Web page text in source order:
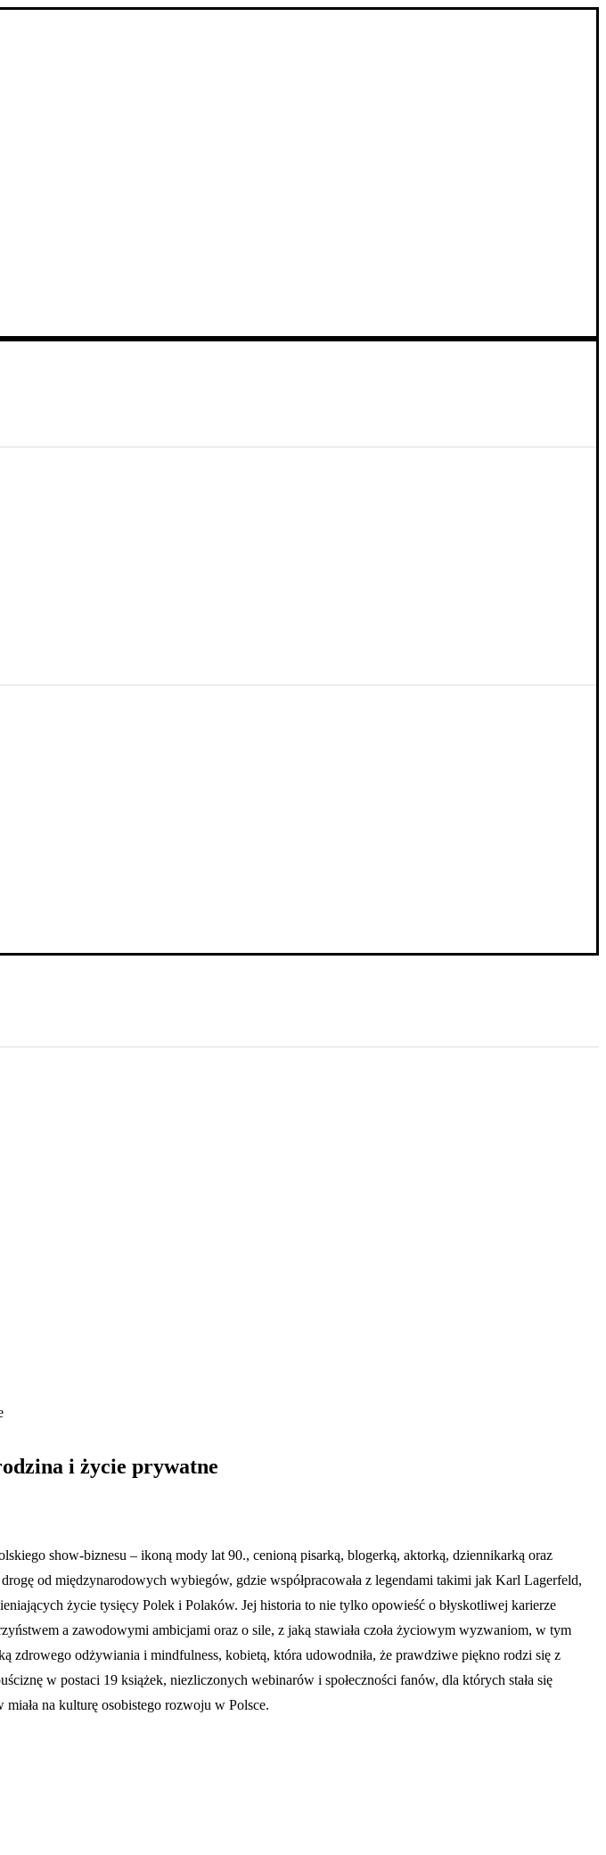
i życie prywatne
show-biznesu – ikoną mody lat 90., cenioną pisarką, blogerką, aktorką, dziennikarką oraz
od międzynarodowych wybiegów, gdzie współpracowała z legendami takimi jak Karl Lagerfeld,
życie tysięcy Polek i Polaków. Jej historia to nie tylko opowieść o błyskotliwej karierze
a zawodowymi ambicjami oraz o sile, z jaką stawiała czoła życiowym wyzwaniom, w tym
zdrowego odżywiania i mindfulness, kobietą, która udowodniła, że prawdziwe piękno rodzi się z
w postaci 19 książek, niezliczonych webinarów i społeczności fanów, dla których stała się
na kulturę osobistego rozwoju w Polsce.